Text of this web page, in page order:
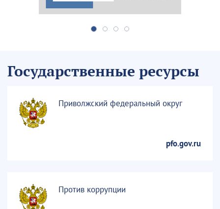
Государственные ресурсы
Приволжский федеральный округ
pfo.gov.ru
Против коррупции